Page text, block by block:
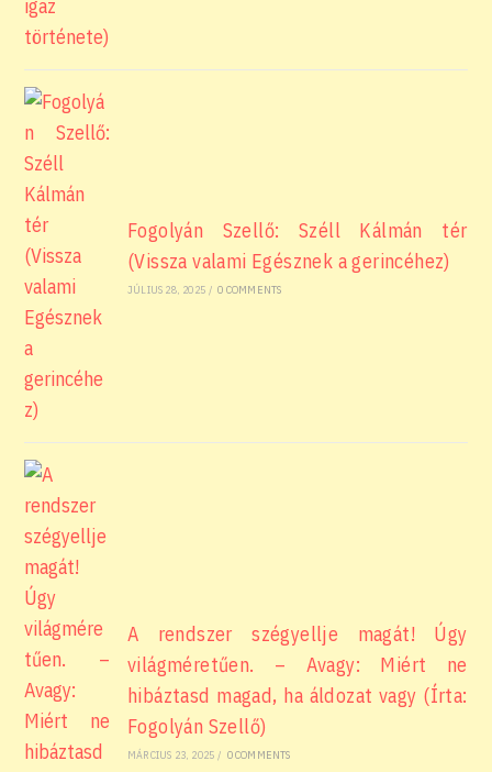
Fogolyán Szellő: Széll Kálmán tér
(Vissza valami Egésznek a gerincéhez)
JÚLIUS 28, 2025 / 0 COMMENTS
A rendszer szégyellje magát! Úgy
világméretűen. – Avagy: Miért ne
hibáztasd magad, ha áldozat vagy (Írta:
Fogolyán Szellő)
MÁRCIUS 23, 2025 / 0 COMMENTS